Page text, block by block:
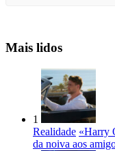
Mais lidos
1
Realidade «Harry
da noiva aos